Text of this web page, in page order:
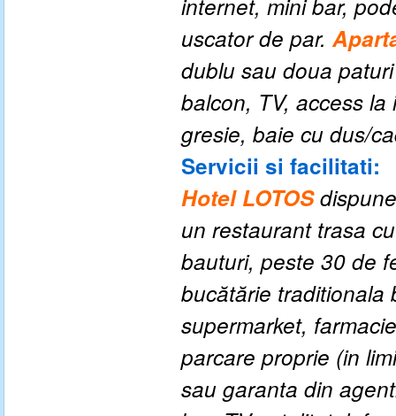
internet, mini bar,
uscator de par.
dublu sau doua
balcon, TV, access
gresie, baie cu dus/
Servicii si facilitati:
Hotel LOTOS
un restaurant trasa
bauturi, peste 30 de
bucătărie traditionala
supermarket,
parcare proprie (in
sau garanta din